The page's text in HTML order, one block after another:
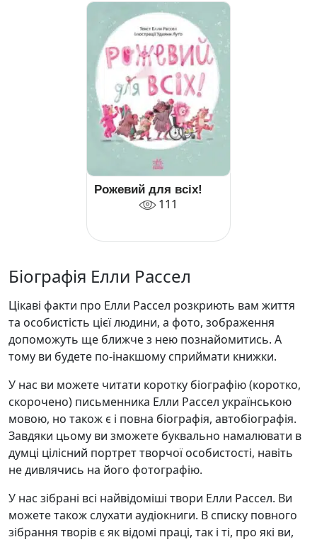
Рожевий для всіх!
111
Біографія Елли Рассел
Цікаві факти про Елли Рассел розкриють вам життя
та особистість цієї людини, а фото, зображення
допоможуть ще ближче з нею познайомитись. А
тому ви будете по-інакшому сприймати книжки.
У нас ви можете читати коротку біографію (коротко,
скорочено) письменника Елли Рассел українською
мовою, но також є і повна біографія, автобіографія.
Завдяки цьому ви зможете буквально намалювати в
думці цілісний портрет творчої особистості, навіть
не дивлячись на його фотографію.
У нас зібрані всі найвідоміші твори Елли Рассел. Ви
можете також слухати аудіокниги. В списку повного
зібрання творів є як відомі праці, так і ті, про які ви,